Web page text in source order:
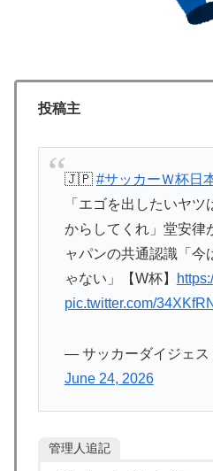
覧ください」→「これはす
【海外の反応】アルゼンチ
支持を表明「隠す気もないん
ターかよ」
外国人「使い捨てだ」FIFA
権に泣き付くも無視されて
海外の反応：熊本の病院で
揺れの中でも患者を守った
絶賛
韓国人「過去のW杯で韓国
しい…（ﾌﾞﾙﾌﾞﾙ」＝韓国の反
欧州「日本だけ反則だろ…
ヨーロッパ全土から不満の声
海外「日本人はなんて気高
投稿主
🇯🇵 #サッカーＷ杯日
「エゴを出したいヤ
からしてくれ」堂安律
ャパンの共通認識「今
ゃない」【W杯】
pic.twitter.com/
— サッカーダイジェス
June 24, 2026
管理人追記